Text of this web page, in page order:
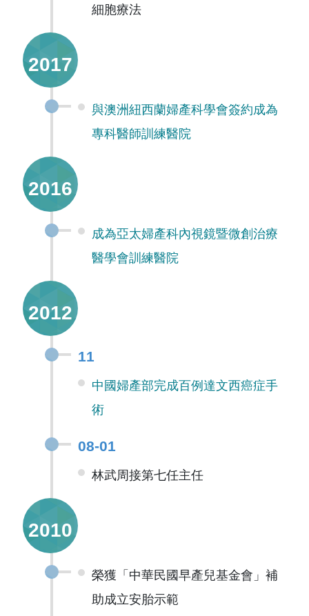
細胞療法
2017
與澳洲紐西蘭婦產科學會簽約成為
專科醫師訓練醫院
2016
成為亞太婦產科內視鏡暨微創治療
醫學會訓練醫院
2012
11
中國婦產部完成百例達文西癌症手
術
08-01
林武周接第七任主任
2010
榮獲「中華民國早產兒基金會」補
助成立安胎示範